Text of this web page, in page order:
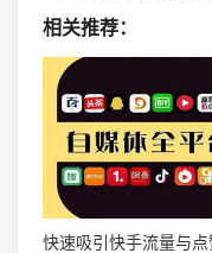
相关推荐：